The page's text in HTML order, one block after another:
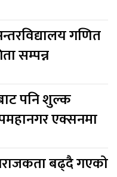
गणित
सम्पन्न
पनि शुल्क
एक्सनमा
बढ्दै गएको